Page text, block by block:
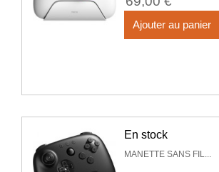
Ajouter au panier
En stock
MANETTE SANS FIL...